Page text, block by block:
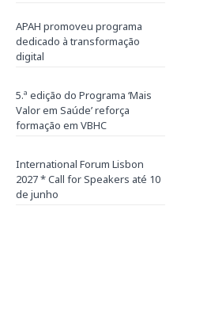
APAH promoveu programa
dedicado à transformação
digital
5.ª edição do Programa ‘Mais
Valor em Saúde’ reforça
formação em VBHC
International Forum Lisbon
2027 * Call for Speakers até 10
de junho